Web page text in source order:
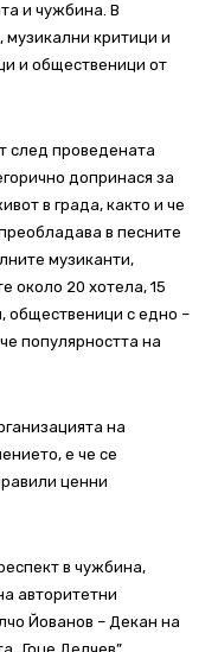
и чужбина. В
музикални критици и
и общественици от
след проведената
допринася за
в града, както и че
в песните
музиканти,
около 20 хотела, 15
общественици с едно –
популярността на
на
е че се
ценни
в чужбина,
авторитетни
Йованов – Декан на